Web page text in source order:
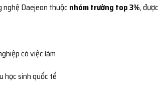
nghệ Daejeon thuộc nhóm trường top 3%, được
có việc làm
học sinh quốc tế